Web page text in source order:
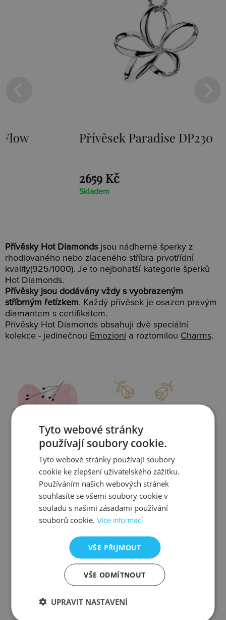
Přívěsek Paradise DP230
Přívěsky Hot Diamonds jsou nádherné šperky z
rhodiovaného nebo zlaceného stříbra prvotřídní
kvality(925/1000). Je to nejbohatší kategorie šperků
Hot Diamonds.
Přívěsky jsou dodávány vždy s vyobrazeným
stříbrným řetízkem. Každý přívěsek je osazen pravým
diamantem s certifikátem.
Přívěsky Hot Diamonds obsahují dvě speciální
kolekce - jedinečnou Emozioni a roztomilou Charms.
Slevy
Zjistit více
Doprava
Zjistit více
Kontrola
Zjistit více
Výměna
Zjistit více
Tyto webové stránky
používají soubory cookie.
Tyto webové stránky používají soubory
cookie ke zlepšení uživatelského zážitku.
Používáním našich webových stránek
souhlasíte se všemi soubory cookie v
souladu s našimi zásadami používání
souborů cookie.Více informací
VŠE PŘIJMOUT
VŠE ODMÍTNOUT
UPRAVIT NASTAVENÍ